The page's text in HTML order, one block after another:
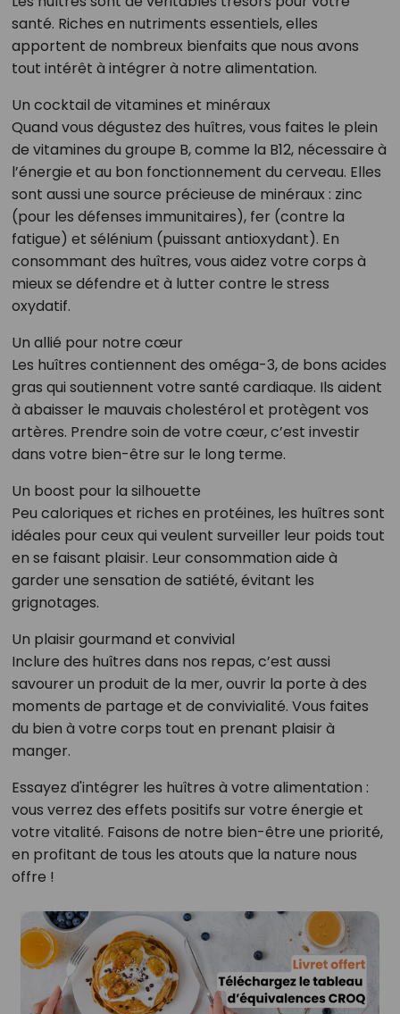
santé. Riches en nutriments essentiels, elles
apportent de nombreux bienfaits que nous avons
tout intérêt à intégrer à notre alimentation.
Un cocktail de vitamines et minéraux
Quand vous dégustez des huîtres, vous faites le plein
de vitamines du groupe B, comme la B12, nécessaire à
l’énergie et au bon fonctionnement du cerveau. Elles
sont aussi une source précieuse de minéraux : zinc
(pour les défenses immunitaires), fer (contre la
fatigue) et sélénium (puissant antioxydant). En
consommant des huîtres, vous aidez votre corps à
mieux se défendre et à lutter contre le stress
oxydatif.
Un allié pour notre cœur
Les huîtres contiennent des oméga-3, de bons acides
gras qui soutiennent votre santé cardiaque. Ils aident
à abaisser le mauvais cholestérol et protègent vos
artères. Prendre soin de votre cœur, c’est investir
dans votre bien-être sur le long terme.
Un boost pour la silhouette
Peu caloriques et riches en protéines, les huîtres sont
idéales pour ceux qui veulent surveiller leur poids tout
en se faisant plaisir. Leur consommation aide à
garder une sensation de satiété, évitant les
grignotages.
Un plaisir gourmand et convivial
Inclure des huîtres dans nos repas, c’est aussi
savourer un produit de la mer, ouvrir la porte à des
moments de partage et de convivialité. Vous faites
du bien à votre corps tout en prenant plaisir à
manger.
Essayez d'intégrer les huîtres à votre alimentation :
vous verrez des effets positifs sur votre énergie et
votre vitalité. Faisons de notre bien-être une priorité,
en profitant de tous les atouts que la nature nous
offre !